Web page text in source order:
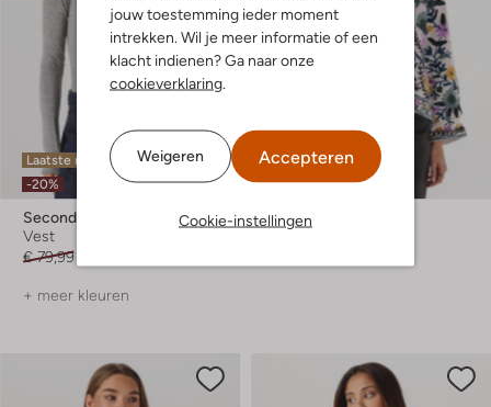
jouw toestemming ieder moment
intrekken. Wil je meer informatie of een
klacht indienen? Ga naar onze
cookieverklaring
Weigeren Accepteren
Cookie-instellingen
Laatste maten
-20%
Second Female
Vest
€ 79,99
+ meer kleuren
Laatste item
-60%
Lollys Laundry
Vest